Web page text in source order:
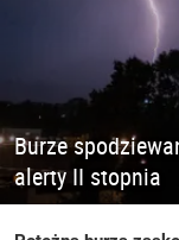
Burze
alerty II stopnia